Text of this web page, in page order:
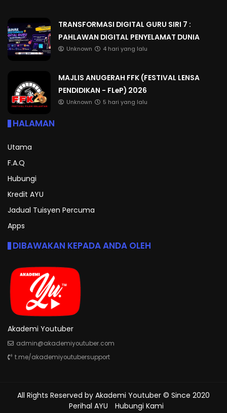
TRANSFORMASI DIGITAL GURU SIRI 7 :
PAHLAWAN DIGITAL PENYELAMAT DUNIA
Unknown 4 hari yang lalu
MAJLIS ANUGERAH FFK (FESTIVAL LENSA
PENDIDIKAN - FLeP) 2026
Unknown 5 hari yang lalu
HALAMAN
Utama
F.A.Q
Hubungi
Kredit AYU
Jadual Tuisyen Percuma
Apps
DIBAWAKAN KEPADA ANDA OLEH
Akademi Youtuber
admin@akademiyoutuber.com
t.me/akademiyoutubersupport
All Rights Reserved by Akademi Youtuber © Since 2020
Perihal AYU
Hubungi Kami